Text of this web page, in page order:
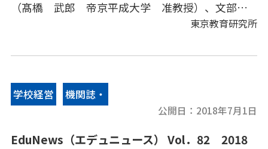
（髙橋 武郎 帝京平成大学 准教授）、文部科
学省情報、地方教育行政、その他の教育情報、教
東京教育研究所
学校経営
機関誌・
公開日： 2018年7月1日
EduNews（エデュニュース） Vol．82 2018